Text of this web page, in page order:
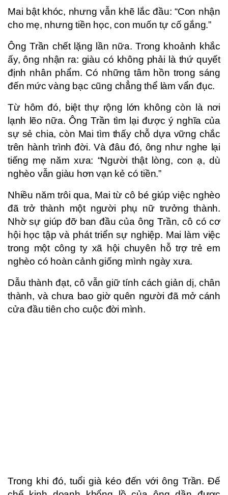
Mai bật khóc, nhưng vẫn khẽ lắc đầu: “Con nhận
cho mẹ, nhưng tiền học, con muốn tự cố gắng.”
Ông Trần chết lặng lần nữa. Trong khoảnh khắc
ấy, ông nhận ra: giàu có không phải là thứ quyết
định nhân phẩm. Có những tâm hồn trong sáng
đến mức vàng bạc cũng chẳng thể làm vẩn đục.
Từ hôm đó, biệt thự rộng lớn không còn là nơi
lạnh lẽo nữa. Ông Trần tìm lại được ý nghĩa của
sự sẻ chia, còn Mai tìm thấy chỗ dựa vững chắc
trên hành trình đời. Và đâu đó, ông như nghe lại
tiếng mẹ năm xưa: “Người thật lòng, con ạ, dù
nghèo vẫn giàu hơn vạn kẻ có tiền.”
Nhiều năm trôi qua, Mai từ cô bé giúp việc nghèo
đã trở thành một người phụ nữ trưởng thành.
Nhờ sự giúp đỡ ban đầu của ông Trần, cô có cơ
hội học tập và phát triển sự nghiệp. Mai làm việc
trong một công ty xã hội chuyên hỗ trợ trẻ em
nghèo có hoàn cảnh giống mình ngày xưa.
Dẫu thành đạt, cô vẫn giữ tính cách giản dị, chân
thành, và chưa bao giờ quên người đã mở cánh
cửa đầu tiên cho cuộc đời mình.
Trong khi đó, tuổi già kéo đến với ông Trần. Đế